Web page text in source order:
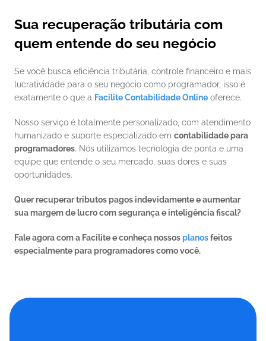
Sua recuperação tributária com
quem entende do seu negócio
Se você busca eficiência tributária, controle financeiro e mais
lucratividade para o seu negócio como programador, isso é
exatamente o que a Facilite Contabilidade Online oferece.
Nosso serviço é totalmente personalizado, com atendimento
humanizado e suporte especializado em contabilidade para
programadores. Nós utilizamos tecnologia de ponta e uma
equipe que entende o seu mercado, suas dores e suas
oportunidades.
Quer recuperar tributos pagos indevidamente e aumentar
sua margem de lucro com segurança e inteligência fiscal?
Fale agora com a Facilite e conheça nossos planos feitos
especialmente para programadores como você.